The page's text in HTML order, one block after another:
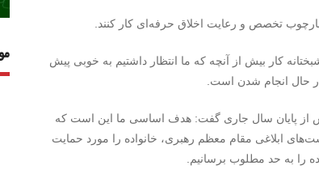
تخصص و رعایت اخلاق حرفه‌ای کار کنند.
کار بیش از آنچه که ما انتظار داشتیم به خوبی پیش
در حال انجام شدن است.
در خصوص آماده سازی ۲۵۰۰ مدرس پیش از پایان سال جاری گفت: هدف اساسی ما این است که
ابلاغی مقام معظم رهبری، خانواده را مورد حمایت
را به حد مطلوب برسانیم.